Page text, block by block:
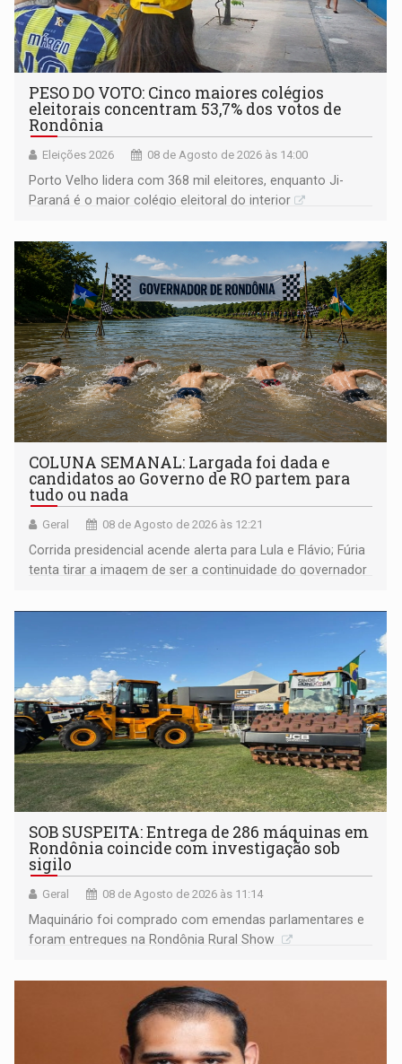
PESO DO VOTO: Cinco maiores colégios
eleitorais concentram 53,7% dos votos de
Rondônia
Eleições 2026 08 de Agosto de 2026 às 14:00
Porto Velho lidera com 368 mil eleitores, enquanto Ji-
Paraná é o maior colégio eleitoral do interior
COLUNA SEMANAL: Largada foi dada e
candidatos ao Governo de RO partem para
tudo ou nada
Geral 08 de Agosto de 2026 às 12:21
Corrida presidencial acende alerta para Lula e Flávio; Fúria
tenta tirar a imagem de ser a continuidade do governador
não ter entrado no modo eleição; ABAV faz evento em
SOB SUSPEITA: Entrega de 286 máquinas em
Rondônia coincide com investigação sob
sigilo
Geral 08 de Agosto de 2026 às 11:14
Maquinário foi comprado com emendas parlamentares e
foram entregues na Rondônia Rural Show